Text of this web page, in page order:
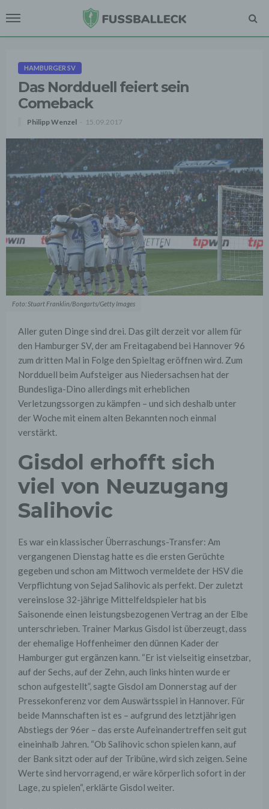
HAMBURGER SV
Das Nordduell feiert sein
Comeback
Philipp Wenzel 15.09.2017
Foto: Stuart Franklin/Bongarts/Getty Images
Aller guten Dinge sind drei. Das gilt derzeit vor allem für
den Hamburger SV, der am Freitagabend bei Hannover 96
zum dritten Mal in Folge den Spieltag eröffnen wird. Zum
Nordduell beim Aufsteiger aus Niedersachsen hat der
Bundesliga-Dino allerdings mit erheblichen
Verletzungssorgen zu kämpfen – und sich deshalb unter
der Woche mit einem alten Bekannten noch einmal
verstärkt.
Gisdol erhofft sich
viel von Neuzugang
Salihovic
Es war ein klassischer Überraschungs-Transfer: Am
vergangenen Dienstag hatte es die ersten Gerüchte
gegeben und schon am Mittwoch vermeldete der HSV die
Verpflichtung von Sejad Salihovic als perfekt. Der zuletzt
vereinslose 32-jährige Mittelfeldspieler hat bis
Saisonende einen leistungsbezogenen Vertrag an der Elbe
unterschrieben. Trainer Markus Gisdol ist überzeugt, dass
der ehemalige Hoffenheimer den dünnen Kader der
Hamburger gut ergänzen kann. “Er ist vielseitig einsetzbar,
auf der Sechs, auf der Zehn, auch links hinten wurde er
schon aufgestellt”, sagte Gisdol am Donnerstag auf der
Pressekonferenz vor dem Auswärtsspiel in Hannover. Für
beide Mannschaften ist es – aufgrund des letztjährigen
Abstiegs der 96er – das erste Aufeinandertreffen seit gut
eineinhalb Jahren. “Ob Salihovic schon spielen kann, auf
der Bank sitzt oder auf der Tribüne, wird sich zeigen. Seine
Werte sind hervorragend, er wäre körperlich sofort in der
Lage, zu spielen“, erklärte Gisdol weiter.